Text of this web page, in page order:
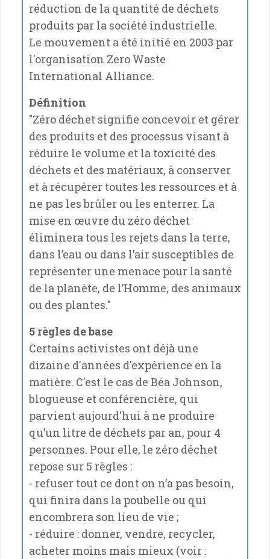
réduction de la quantité de déchets
produits par la société industrielle.
Le mouvement a été initié en 2003 par
l'organisation Zero Waste
International Alliance.
Définition
"Zéro déchet signifie concevoir et gérer
des produits et des processus visant à
réduire le volume et la toxicité des
déchets et des matériaux, à conserver
et à récupérer toutes les ressources et à
ne pas les brûler ou les enterrer. La
mise en œuvre du zéro déchet
éliminera tous les rejets dans la terre,
dans l’eau ou dans l’air susceptibles de
représenter une menace pour la santé
de la planète, de l’Homme, des animaux
ou des plantes."
5 règles de base
Certains activistes ont déjà une
dizaine d'années d'expérience en la
matière. C'est le cas de Béa Johnson,
blogueuse et conférencière, qui
parvient aujourd'hui à ne produire
qu’un litre de déchets par an, pour 4
personnes. Pour elle, le zéro déchet
repose sur 5 règles :
- refuser tout ce dont on n’a pas besoin,
qui finira dans la poubelle ou qui
encombrera son lieu de vie ;
- réduire : donner, vendre, recycler,
acheter moins mais mieux (voir :